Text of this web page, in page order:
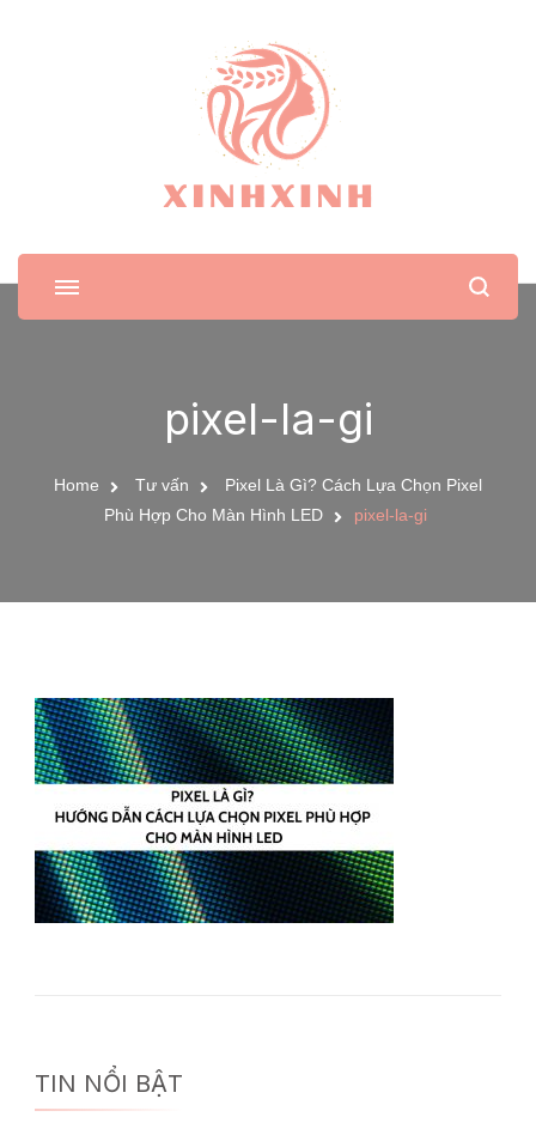
XinhXinh
Trang tin tức cho phái đẹp
pixel-la-gi
Home Tư vấn
Pixel Là Gì? Cách Lựa Chọn Pixel
Phù Hợp Cho Màn Hình LED
pixel-la-gi
TIN NỔI BẬT